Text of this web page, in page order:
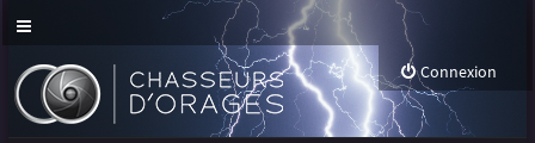
Connexion